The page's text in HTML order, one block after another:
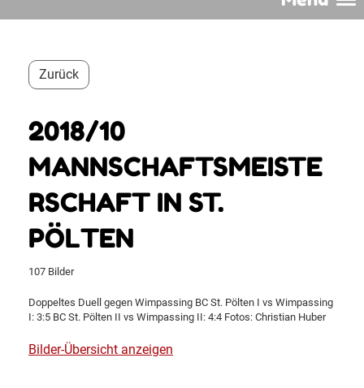
Zurück
2018/10
MANNSCHAFTSMEISTE
RSCHAFT IN ST.
PÖLTEN
107 Bilder
Doppeltes Duell gegen Wimpassing BC St. Pölten I vs Wimpassing
I: 3:5 BC St. Pölten II vs Wimpassing II: 4:4 Fotos: Christian Huber
Bilder-Übersicht anzeigen